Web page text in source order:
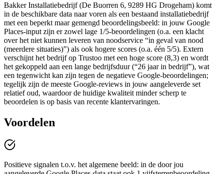
Bakker Installatiebedrijf (De Buorren 6, 9289 HG Drogeham) komt
in de beschikbare data naar voren als een bestaand installatiebedrijf
met een beperkt maar gemengd beoordelingsbeeld: in jouw Google
Places-input zijn er zowel lage 1/5-beoordelingen (o.a. een klacht
over het niet kunnen leveren van noodservice “in geval van nood
(meerdere situaties)”) als ook hogere scores (o.a. één 5/5). Extern
verschijnt het bedrijf op Trustoo met een hoge score (8,3) en wordt
het gekoppeld aan een lange bedrijfsduur (“26 jaar in bedrijf”), wat
een tegenwicht kan zijn tegen de negatieve Google-beoordelingen;
tegelijk zijn de meeste Google-reviews in jouw aangeleverde set
relatief oud, waardoor de huidige kwaliteit minder scherp te
beoordelen is op basis van recente klantervaringen.
Voordelen
Positieve signalen t.o.v. het algemene beeld: in de door jou